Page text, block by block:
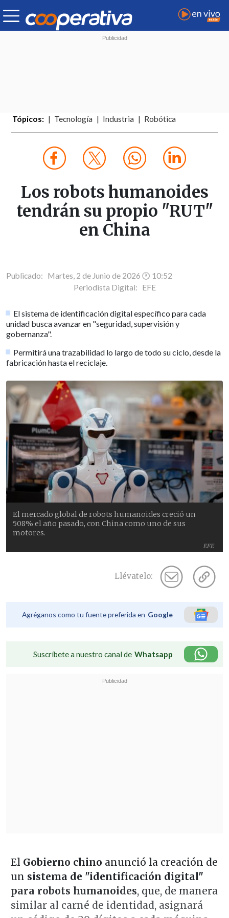
Tópicos: Tecnología Industria Robótica
Los robots humanoides
tendrán su propio "RUT"
en China
Publicado: Martes, 2 de Junio de 2026 🕐 10:52
Periodista Digital: EFE
El sistema de identificación digital específico para cada
unidad busca avanzar en "seguridad, supervisión y
gobernanza".
Permitirá una trazabilidad lo largo de todo su ciclo, desde la
fabricación hasta el reciclaje.
EFE
El mercado global de robots humanoides creció un
508% el año pasado, con China como uno de sus
motores.
Llévatelo:
Agréganos como tu fuente preferida en Google
Suscríbete a nuestro canal de Whatsapp
El Gobierno chino anunció la creación de
un sistema de "identificación digital"
para robots humanoides, que, de manera
similar al carné de identidad, asignará